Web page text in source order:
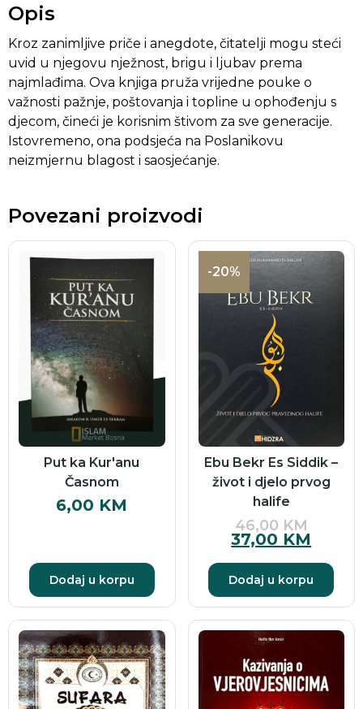
Opis
Kroz zanimljive priče i anegdote, čitatelji mogu steći
uvid u njegovu nježnost, brigu i ljubav prema
najmlađima. Ova knjiga pruža vrijedne pouke o
važnosti pažnje, poštovanja i topline u ophođenju s
djecom, čineći je korisnim štivom za sve generacije.
Istovremeno, ona podsjeća na Poslanikovu
neizmjernu blagost i saosjećanje.
Povezani proizvodi
Put ka Kur'anu
Časnom
6,00 KM
Dodaj u korpu
-20%
Ebu Bekr Es Siddik –
život i djelo prvog
halife
46,00 KM
37,00 KM
Dodaj u korpu